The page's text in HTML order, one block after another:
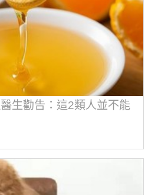
生勸告：這2類人並不能